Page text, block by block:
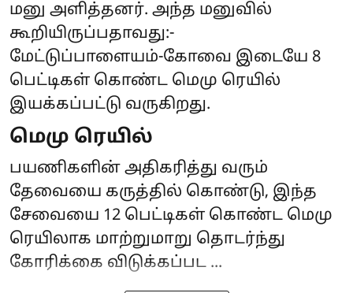
மனு அளித்தனர். அந்த மனுவில்
கூறியிருப்பதாவது:-
மேட்டுப்பாளையம்-கோவை இடையே 8
பெட்டிகள் கொண்ட மெமு ரெயில்
இயக்கப்பட்டு வருகிறது.
மெமு ரெயில்
பயணிகளின் அதிகரித்து வரும்
தேவையை கருத்தில் கொண்டு, இந்த
சேவையை 12 பெட்டிகள் கொண்ட மெமு
ரெயிலாக மாற்றுமாறு தொடர்ந்து
கோரிக்கை விடுக்கப்பட ...